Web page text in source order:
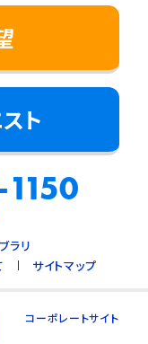
ト
ラリ
サイトマップ
コーポレートサイト